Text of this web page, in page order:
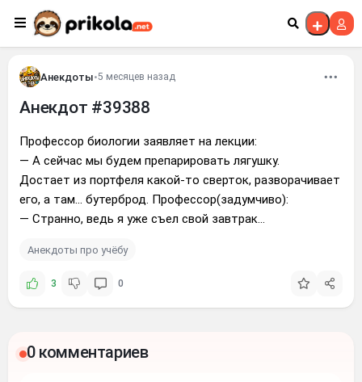
Перейти к контенту
Анекдоты•5 месяцев назад
Анекдот #39388
Профессор биологии заявляет на лекции:
— А сейчас мы будем препарировать лягушку.
Достает из портфеля какой-то сверток, разворачивает
его, а там... бутерброд. Профессор(задумчиво):
— Странно, ведь я уже съел свой завтрак...
Анекдоты про учёбу
3 0
0 комментариев